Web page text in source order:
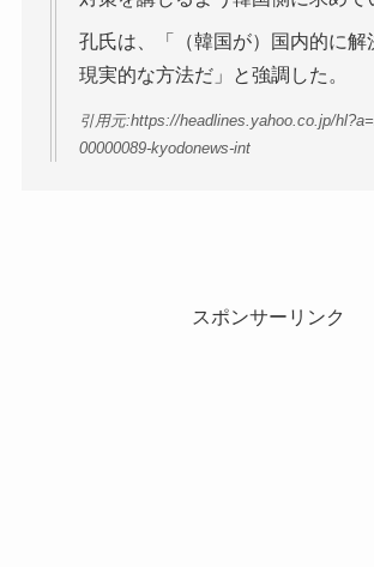
孔氏は、「（韓国が）国内的に解
現実的な方法だ」と強調した。
引用元:https://headlines.yahoo.co.jp/
00000089-kyodonews-int
スポンサーリンク